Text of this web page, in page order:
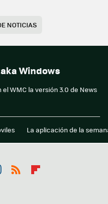
NOTICIAS
Windows
WMC la versión 3.0 de News
La aplicación de la